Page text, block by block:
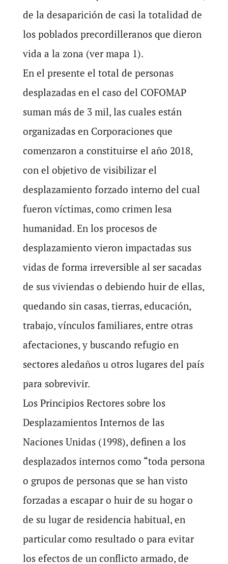
de la desaparición de casi la totalidad de
los poblados precordilleranos que dieron
vida a la zona (ver mapa 1).
En el presente el total de personas
desplazadas en el caso del COFOMAP
suman más de 3 mil, las cuales están
organizadas en Corporaciones que
comenzaron a constituirse el año 2018,
con el objetivo de visibilizar el
desplazamiento forzado interno del cual
fueron víctimas, como crimen lesa
humanidad. En los procesos de
desplazamiento vieron impactadas sus
vidas de forma irreversible al ser sacadas
de sus viviendas o debiendo huir de ellas,
quedando sin casas, tierras, educación,
trabajo, vínculos familiares, entre otras
afectaciones, y buscando refugio en
sectores aledaños u otros lugares del país
para sobrevivir.
Los Principios Rectores sobre los
Desplazamientos Internos de las
Naciones Unidas (1998), definen a los
desplazados internos como “toda persona
o grupos de personas que se han visto
forzadas a escapar o huir de su hogar o
de su lugar de residencia habitual, en
particular como resultado o para evitar
los efectos de un conflicto armado, de